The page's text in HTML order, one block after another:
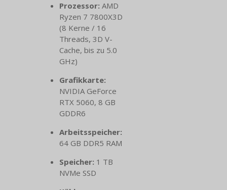
Prozessor: AMD
Ryzen 7 7800X3D
(8 Kerne / 16
Threads, 3D V-
Cache, bis zu 5.0
GHz)
Grafikkarte:
NVIDIA GeForce
RTX 5060, 8 GB
GDDR6
Arbeitsspeicher:
64 GB DDR5 RAM
Speicher: 1 TB
NVMe SSD